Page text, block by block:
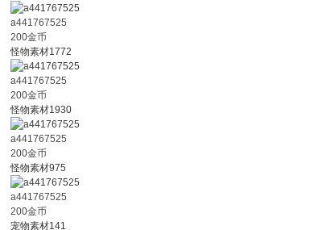
a441767525
200金币
怪物素材1772
a441767525
200金币
怪物素材1930
a441767525
200金币
怪物素材975
a441767525
200金币
宠物素材141